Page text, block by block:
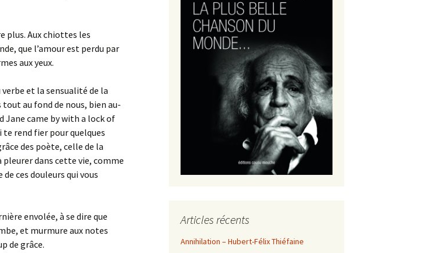
plus. Aux chiottes les
que l’amour est perdu par
aux yeux.
verbe et la sensualité de la
au fond de nous, bien au-
Jane came by with a lock of
rend fier pour quelques
des poète, celle de la
pleurer dans cette vie, comme
ces douleurs qui vous
envolée, à se dire que
et murmure aux notes
de grâce.
Articles récents
Annihilation – Hubert-Félix Thiéfaine